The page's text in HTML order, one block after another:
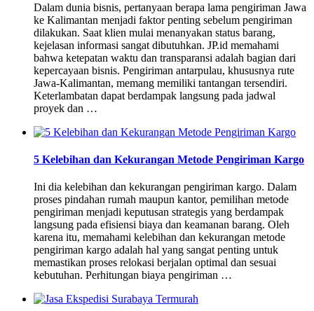
Dalam dunia bisnis, pertanyaan berapa lama pengiriman Jawa
ke Kalimantan menjadi faktor penting sebelum pengiriman
dilakukan. Saat klien mulai menanyakan status barang,
kejelasan informasi sangat dibutuhkan. JP.id memahami
bahwa ketepatan waktu dan transparansi adalah bagian dari
kepercayaan bisnis. Pengiriman antarpulau, khususnya rute
Jawa-Kalimantan, memang memiliki tantangan tersendiri.
Keterlambatan dapat berdampak langsung pada jadwal
proyek dan …
5 Kelebihan dan Kekurangan Metode Pengiriman Kargo
Ini dia kelebihan dan kekurangan pengiriman kargo. Dalam
proses pindahan rumah maupun kantor, pemilihan metode
pengiriman menjadi keputusan strategis yang berdampak
langsung pada efisiensi biaya dan keamanan barang. Oleh
karena itu, memahami kelebihan dan kekurangan metode
pengiriman kargo adalah hal yang sangat penting untuk
memastikan proses relokasi berjalan optimal dan sesuai
kebutuhan. Perhitungan biaya pengiriman …